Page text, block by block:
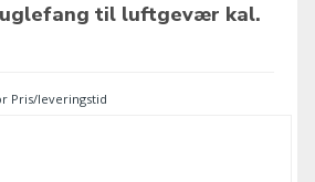
til luftgevær kal.
Pris/leveringstid